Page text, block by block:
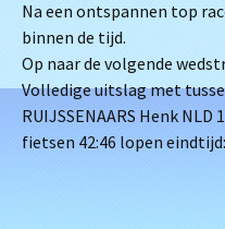
Na een ontspannen top
binnen de tijd.
Op naar de volgende
Volledige uitslag met
RUIJSSENAARS Henk NLD
fietsen 42:46 lopen